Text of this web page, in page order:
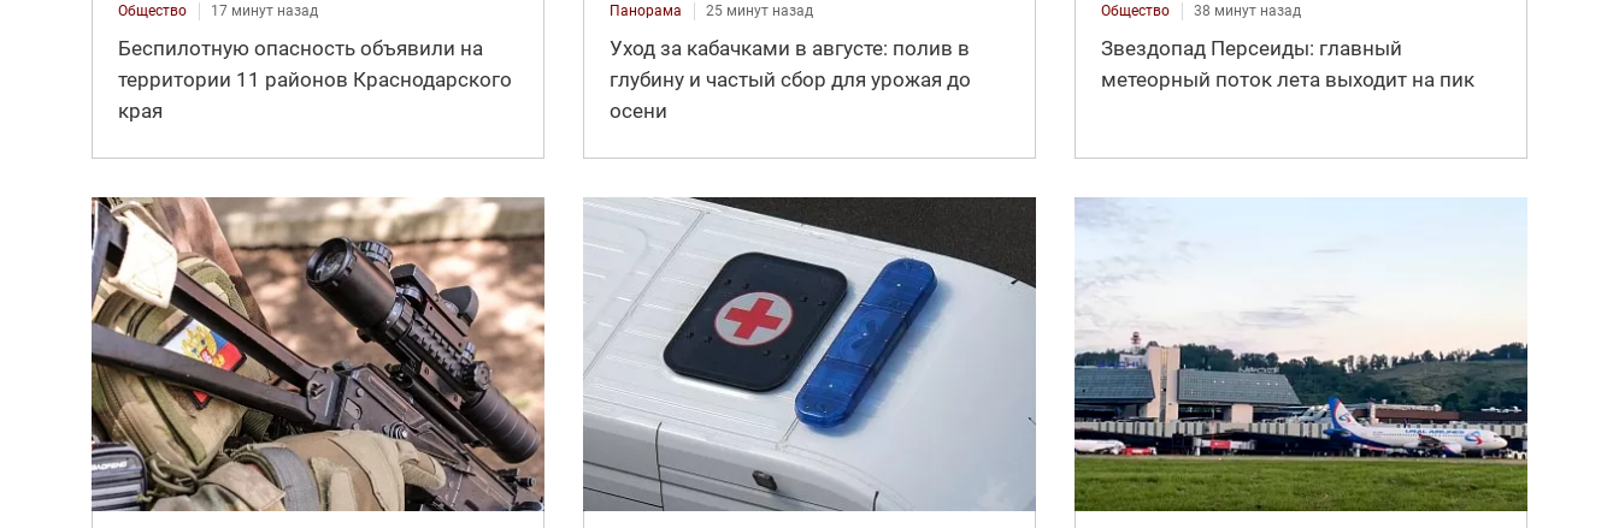
Общество 17 минут назад
Беспилотную опасность объявили на
территории 11 районов Краснодарского
края
Панорама 25 минут назад
Уход за кабачками в августе: полив в
глубину и частый сбор для урожая до
осени
Общество 38 минут назад
Звездопад Персеиды: главный
метеорный поток лета выходит на пик